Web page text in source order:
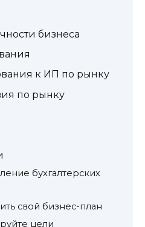
бизнеса
к ИП по рынку
по рынку
бухгалтерских
свой бизнес-план
цели